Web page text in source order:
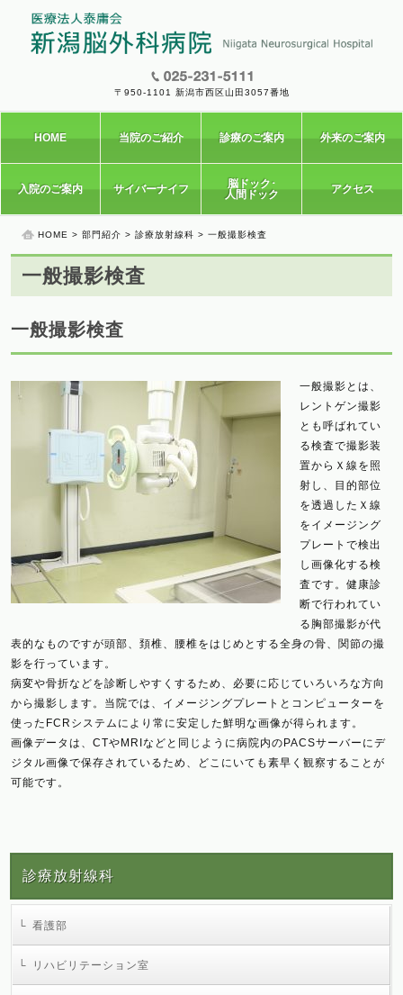
〒950-1101 新潟市西区山田3057番地
HOME 当院のご紹介 診療のご案内 外来のご案内
入院のご案内 サイバーナイフ
脳ドック･
人間ドック
アクセス
HOME > 部門紹介 > 診療放射線科 > 一般撮影検査
一般撮影検査
一般撮影検査
一般撮影とは、
レントゲン撮影
とも呼ばれてい
る検査で撮影装
置から Ｘ 線を照
射し、目的部位
を透過したＸ線
をイメージング
プレートで検出
し画像化する検
査です。健康診
断で行われてい
る胸部撮影が代
表的なものですが頭部、頚椎、腰椎をはじめとする全身の骨、関節の撮
影を行っています。
病変や骨折などを診断しやすくするため、必要に応じていろいろな方向
から撮影します。当院では、イメージングプレートとコンピューターを
使ったFCRシステムにより常に安定した鮮明な画像が得られます。
画像データは、CTやMRIなどと同じように病院内のPACSサーバーにデ
ジタル画像で保存されているため、どこにいても素早く観察することが
可能です。
診療放射線科
看護部
リハビリテーション室